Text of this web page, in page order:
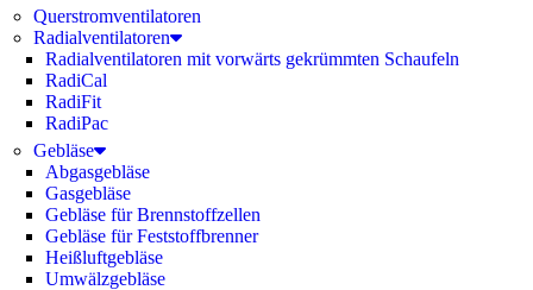
Querstromventilatoren
Radialventilatoren
Radialventilatoren mit vorwärts gekrümmten Schaufeln
RadiCal
RadiFit
RadiPac
Gebläse
Abgasgebläse
Gasgebläse
Gebläse für Brennstoffzellen
Gebläse für Feststoffbrenner
Heißluftgebläse
Umwälzgebläse